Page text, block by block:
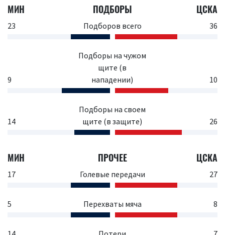
МИН ПОДБОРЫ ЦСКА
23 Подборов всего 36
9
Подборы на чужом
щите (в
нападении)
10
14
Подборы на своем
щите (в защите)
26
МИН ПРОЧЕЕ ЦСКА
17 Голевые передачи 27
5 Перехваты мяча 8